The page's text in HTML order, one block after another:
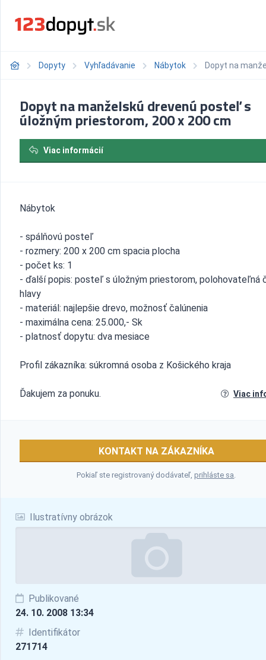
Dopyty Vyhľadávanie Nábytok Dopyt na
Ilustratívny obrázok
Publikované
24. 10. 2008 13:34
Identifikátor
271714
Dopyt na manželskú drevenú posteľ s
úložným priestorom, 200 x 200 cm
Viac informácií
Nábytok
- spálňovú posteľ
- rozmery: 200 x 200 cm spacia plocha
- počet ks: 1
- ďalší popis: posteľ s úložným priestorom, polohovateľná
hlavy
- materiál: najlepšie drevo, možnosť čalúnenia
- maximálna cena: 25.000,- Sk
- platnosť dopytu: dva mesiace
Profil zákazníka: súkromná osoba z Košického kraja
Ďakujem za ponuku. Viac
KONTAKT NA ZÁKAZNÍKA
Pokiaľ ste registrovaný dodávateľ,prihláste sa.